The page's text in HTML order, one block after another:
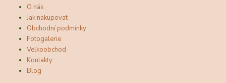
O nás
Jak nakupovat
Obchodní podmínky
Fotogalerie
Velkoobchod
Kontakty
Blog